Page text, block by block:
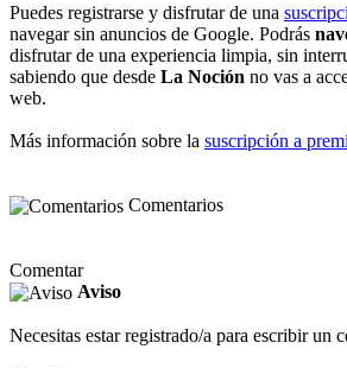
Puedes registrarse y disfrutar de una
navegar sin anuncios de Google. Podrás
disfrutar de una experiencia limpia, sin
sabiendo que desde La Noción no vas a
web.
Más información sobre la suscripción a
Comentarios
Comentar
Aviso
Necesitas estar registrado/a para escribir un